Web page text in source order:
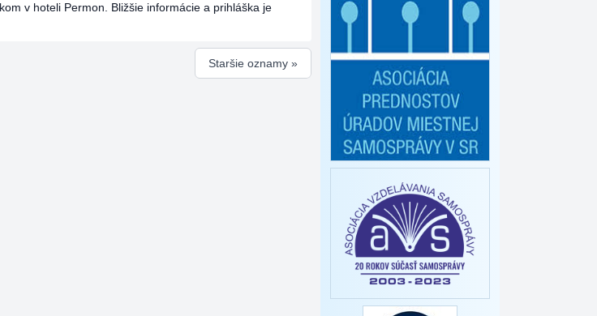
v hoteli Permon. Bližšie informácie a prihláška je
Staršie oznamy »